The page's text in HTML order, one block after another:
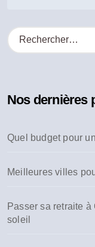
R
e
r
e
:
Nos dernières
Quel budget pour
Meilleures villes
Passer sa retraite
soleil